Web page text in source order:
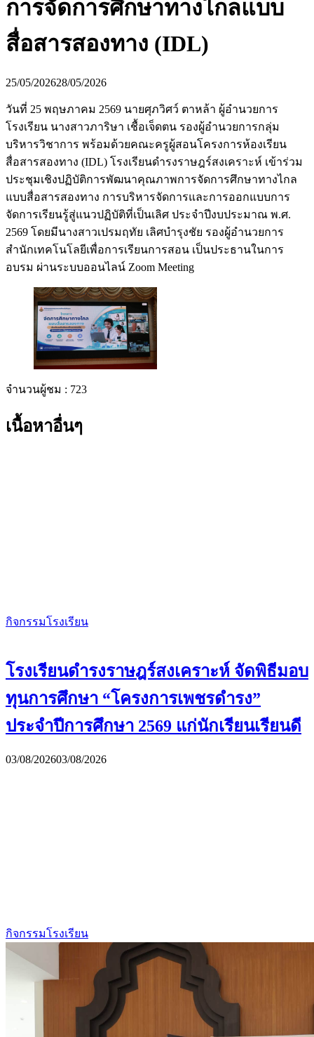
การจัดการศึกษาทางไกลแบบ
สื่อสารสองทาง (IDL)
25/05/202628/05/2026
วันที่ 25 พฤษภาคม 2569 นายศุภวิศว์ ตาหล้า ผู้อำนวยการ
โรงเรียน นางสาวภาริษา เชื้อเจ็ดตน รองผู้อำนวยการกลุ่ม
บริหารวิชาการ พร้อมด้วยคณะครูผู้สอนโครงการห้องเรียน
สื่อสารสองทาง (IDL) โรงเรียนดำรงราษฎร์สงเคราะห์ เข้าร่วม
ประชุมเชิงปฏิบัติการพัฒนาคุณภาพการจัดการศึกษาทางไกล
แบบสื่อสารสองทาง การบริหารจัดการและการออกแบบการ
จัดการเรียนรู้สู่แนวปฏิบัติที่เป็นเลิศ ประจำปีงบประมาณ พ.ศ.
2569 โดยมีนางสาวเปรมฤทัย เลิศบำรุงชัย รองผู้อำนวยการ
สำนักเทคโนโลยีเพื่อการเรียนการสอน เป็นประธานในการ
อบรม ผ่านระบบออนไลน์ Zoom Meeting
จำนวนผู้ชม : 723
เนื้อหาอื่นๆ
กิจกรรมโรงเรียน
โรงเรียนดำรงราษฎร์สงเคราะห์ จัดพิธีมอบ
ทุนการศึกษา “โครงการเพชรดำรง”
ประจำปีการศึกษา 2569 แก่นักเรียนเรียนดี
03/08/202603/08/2026
กิจกรรมโรงเรียน